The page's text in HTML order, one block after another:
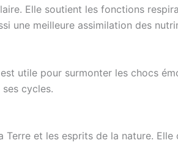
Elle soutient les fonctions
une meilleure assimilation des
utile pour surmonter les chocs
cycles.
et les esprits de la nature.